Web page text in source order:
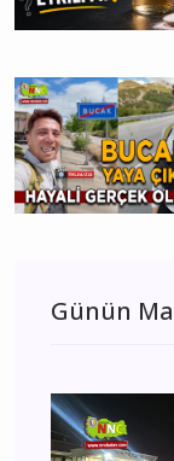
Günün